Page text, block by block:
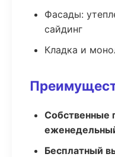
Фасады:
сайдинг
Кладка и
Собственные
Бесплатный